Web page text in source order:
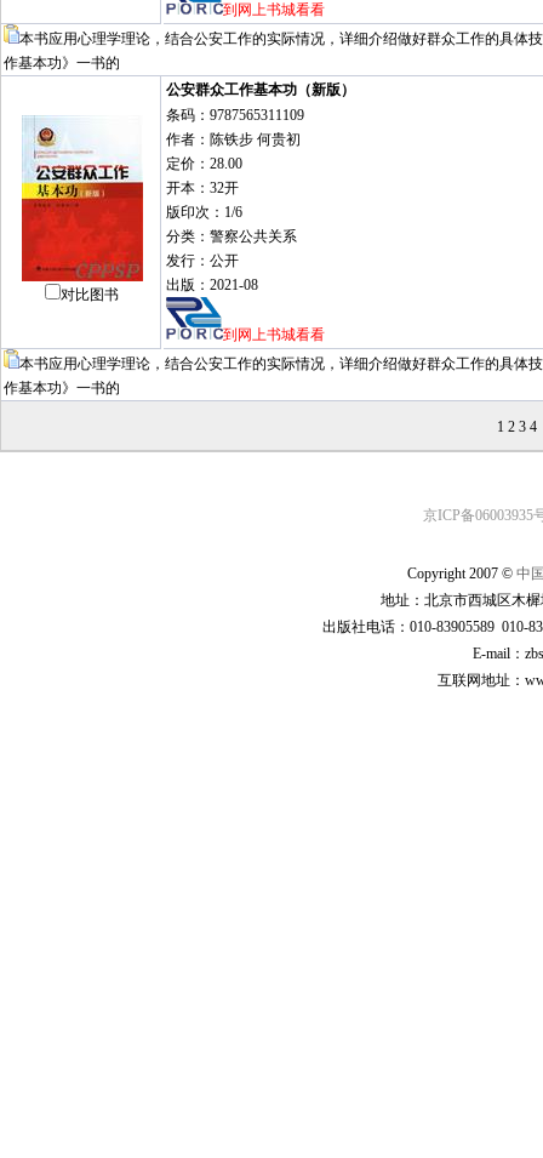
到网上书城看看
本书应用心理学理论，结合公安工作的实际情况，详细介绍做好群众工作的具
作基本功》一书的
对比图书
公安群众工作基本功（新版）
条码：9787565311109
作者：陈铁步 何贵初
定价：28.00
开本：32开
版印次：1/6
分类：警察公共关系
发行：公开
出版：2021-08
到网上书城看看
本书应用心理学理论，结合公安工作的实际情况，详细介绍做好群众工作的具
作基本功》一书的
1 2 3 4
京ICP备06003935
Copyright 2007 © 中
地址：北京市西城区木
出版社电话：010-83905589 010-
E-mail：
互联网地址：